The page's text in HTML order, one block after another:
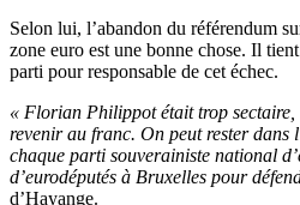
Selon lui, l’abandon du référendum
zone euro est une bonne chose. Il
parti pour responsable de cet échec.
« Florian Philippot était trop sectaire,
revenir au franc. On peut rester dans
chaque parti souverainiste national
d’eurodéputés à Bruxelles pour
d’Hayange.